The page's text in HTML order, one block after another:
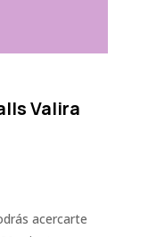
Valira
acercarte